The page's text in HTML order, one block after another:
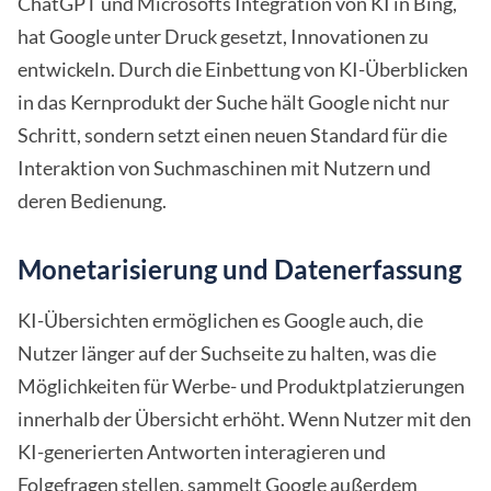
hat Google unter Druck gesetzt, Innovationen zu
entwickeln. Durch die Einbettung von KI-Überblicken
in das Kernprodukt der Suche hält Google nicht nur
Schritt, sondern setzt einen neuen Standard für die
Interaktion von Suchmaschinen mit Nutzern und
deren Bedienung.
Monetarisierung und Datenerfassung
KI-Übersichten ermöglichen es Google auch, die
Nutzer länger auf der Suchseite zu halten, was die
Möglichkeiten für Werbe- und Produktplatzierungen
innerhalb der Übersicht erhöht. Wenn Nutzer mit den
KI-generierten Antworten interagieren und
Folgefragen stellen, sammelt Google außerdem